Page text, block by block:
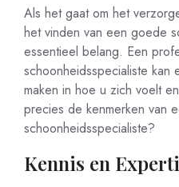
Als het gaat om het
het vinden van een goede
essentieel belang. Een
schoonheidsspecialiste kan
maken in hoe u zich voelt
precies de kenmerken van
schoonheidsspecialiste?
Kennis en